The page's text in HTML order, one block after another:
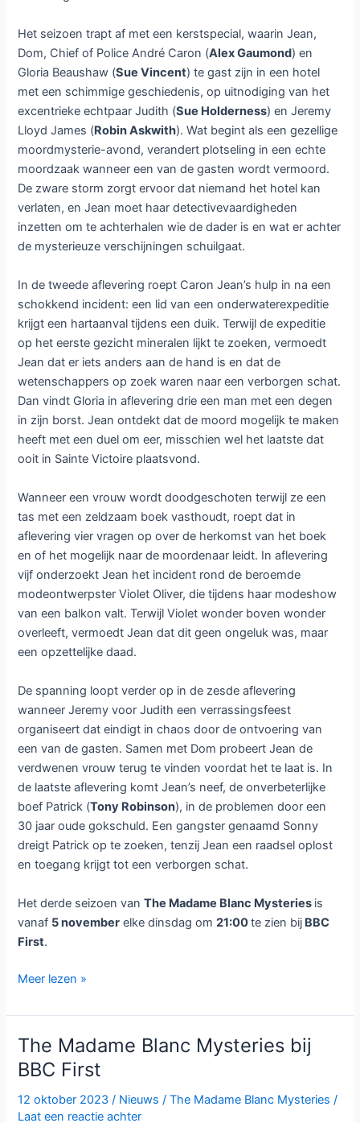
Het seizoen trapt af met een kerstspecial, waarin Jean,
Dom, Chief of Police André Caron (Alex Gaumond) en
Gloria Beaushaw (Sue Vincent) te gast zijn in een hotel
met een schimmige geschiedenis, op uitnodiging van het
excentrieke echtpaar Judith (Sue Holderness) en Jeremy
Lloyd James (Robin Askwith). Wat begint als een gezellige
moordmysterie-avond, verandert plotseling in een echte
moordzaak wanneer een van de gasten wordt vermoord.
De zware storm zorgt ervoor dat niemand het hotel kan
verlaten, en Jean moet haar detectivevaardigheden
inzetten om te achterhalen wie de dader is en wat er achter
de mysterieuze verschijningen schuilgaat.
In de tweede aflevering roept Caron Jean’s hulp in na een
schokkend incident: een lid van een onderwaterexpeditie
krijgt een hartaanval tijdens een duik. Terwijl de expeditie
op het eerste gezicht mineralen lijkt te zoeken, vermoedt
Jean dat er iets anders aan de hand is en dat de
wetenschappers op zoek waren naar een verborgen schat.
Dan vindt Gloria in aflevering drie een man met een degen
in zijn borst. Jean ontdekt dat de moord mogelijk te maken
heeft met een duel om eer, misschien wel het laatste dat
ooit in Sainte Victoire plaatsvond.
Wanneer een vrouw wordt doodgeschoten terwijl ze een
tas met een zeldzaam boek vasthoudt, roept dat in
aflevering vier vragen op over de herkomst van het boek
en of het mogelijk naar de moordenaar leidt. In aflevering
vijf onderzoekt Jean het incident rond de beroemde
modeontwerpster Violet Oliver, die tijdens haar modeshow
van een balkon valt. Terwijl Violet wonder boven wonder
overleeft, vermoedt Jean dat dit geen ongeluk was, maar
een opzettelijke daad.
De spanning loopt verder op in de zesde aflevering
wanneer Jeremy voor Judith een verrassingsfeest
organiseert dat eindigt in chaos door de ontvoering van
een van de gasten. Samen met Dom probeert Jean de
verdwenen vrouw terug te vinden voordat het te laat is. In
de laatste aflevering komt Jean’s neef, de onverbeterlijke
boef Patrick (Tony Robinson), in de problemen door een
30 jaar oude gokschuld. Een gangster genaamd Sonny
dreigt Patrick op te zoeken, tenzij Jean een raadsel oplost
en toegang krijgt tot een verborgen schat.
Het derde seizoen vanThe Madame Blanc Mysteries is
vanaf 5 november elke dinsdag om21:00te zien bij BBC
First.
The
Blanc
Mysteries
seizoen
3
vanaf
5
Meer lezen »
The Madame Blanc Mysteries bij
BBC First
12 oktober 2023/ Nieuws /The Madame Blanc Mysteries /
Laat een reactie achter